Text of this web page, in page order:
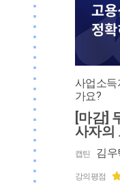
사업소득
가요?
[마감]
사자의
캡틴 김우
강의평점